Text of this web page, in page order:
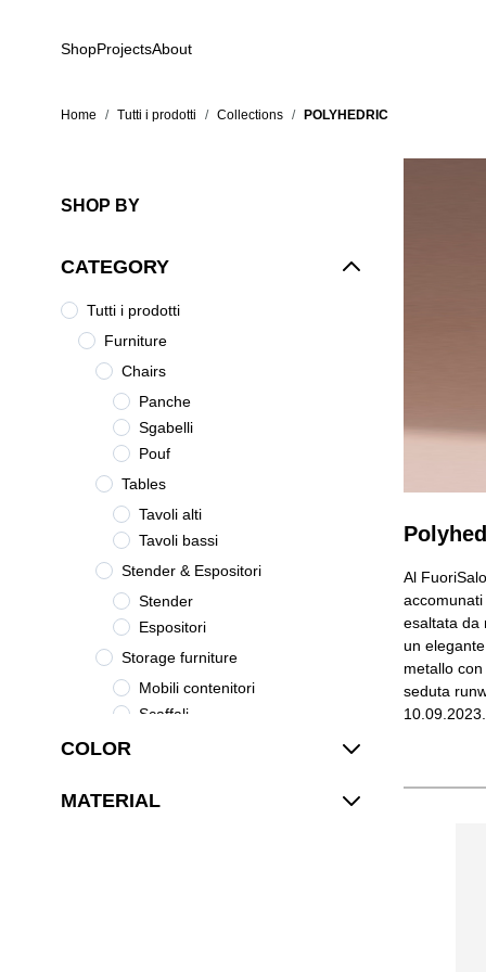
ShopProjectsAbout
Home / Tutti i prodotti / Collections / POLYHEDRIC
SHOP BY
CATEGORY
Tutti i prodotti
Furniture
Chairs
Panche
Sgabelli
Pouf
Tables
Tavoli alti
Tavoli bassi
Stender & Espositori
Stender
Espositori
Storage furniture
Mobili contenitori
Scaffali
Console
Accessories
COLOR
MATERIAL
Al
esaltata da
un
metallo
seduta
10.09.2023.